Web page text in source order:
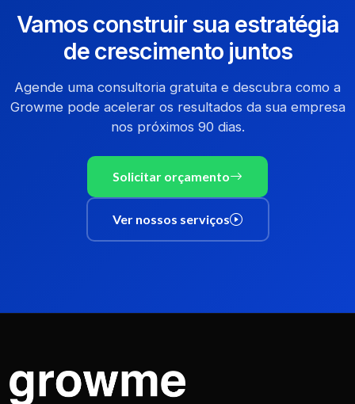
Vamos construir sua estratégia
de crescimento juntos
Agende uma consultoria gratuita e descubra como a
Growme pode acelerar os resultados da sua empresa
nos próximos 90 dias.
Solicitar orçamento
Ver nossos serviços